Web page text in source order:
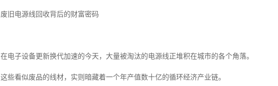
废旧电源线回收背后的财富密码
在电子设备更新换代加速的今天，大量被淘汰的电源线正堆积在城市的各个角落。
这些看似废品的线材，实则暗藏着一个年产值数十亿的循环经济产业链。